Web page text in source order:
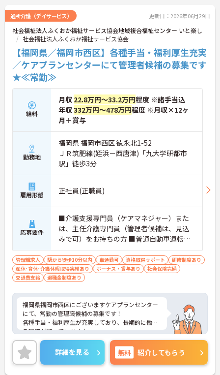
通所介護（デイサービス） 更新日：2026年06月29日
社会福祉法人ふくおか福祉サービス協会地域複合福祉センター いと楽し
社会福祉法人ふくおか福祉サービス協会
【福岡県／福岡市西区】各種手当・福利厚生充実
／ケアプランセンターにて管理者候補の募集です
★≪常勤≫
給料
月収 22.8万円～33.2万円程度 ※諸手当込
年収332万円～478万円程度 ※月収×12ヶ
月＋賞与
勤務地
福岡県 福岡市西区 徳永北1-52
ＪＲ筑肥線(姪浜－西唐津)「九大学研都市
駅」徒歩3分
雇用形態 正社員(正職員)
応募要件
■介護支援専門員（ケアマネジャー）また
は、主任介護専門員（管理者候補は、見込
みで可）をお持ちの方 ■普通自動車運転免
許（AT限定可） ■経験不問
管理職求人 駅から徒歩10分以内 車通勤可 資格取得サポート
研修制度あり
産休･育休･介護休暇取得実績あり
ボーナス・賞与あり
社会保険完備
交通費支給
退職金制度あり
福岡県福岡市西区にございますケアプランセンター
にて、常勤の管理職候補の募集です！
各種手当・福利厚生が充実しており、長期的に働け
る環境が整っています♪
ご興味ある方には、面接対策ポイントなど、さらに
詳細をお話しいたしますのでお気軽にご相談くださ
い！
詳細を見る 無料 紹介してもらう